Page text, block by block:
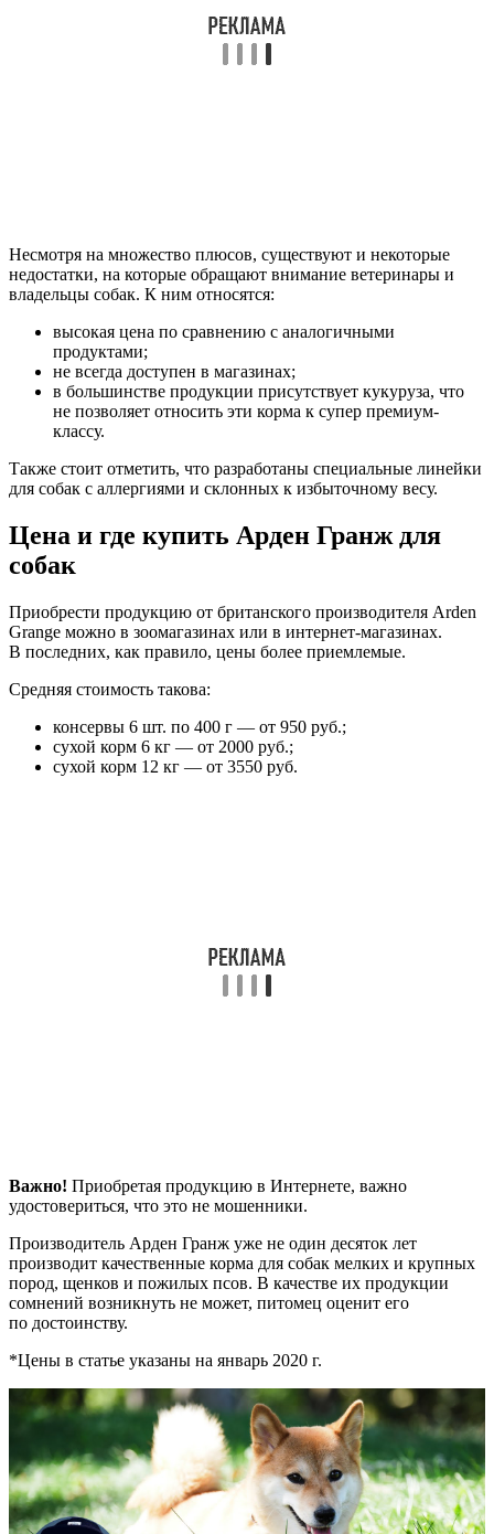
Несмотря на множество плюсов, существуют и некоторые
недостатки, на которые обращают внимание ветеринары и
владельцы собак. К ним относятся:
высокая цена по сравнению с аналогичными
продуктами;
не всегда доступен в магазинах;
в большинстве продукции присутствует кукуруза, что
не позволяет относить эти корма к супер премиум-
классу.
Также стоит отметить, что разработаны специальные линейки
для собак с аллергиями и склонных к избыточному весу.
Цена и где купить Арден Гранж для
собак
Приобрести продукцию от британского производителя Arden
Grange можно в зоомагазинах или в интернет-магазинах.
В последних, как правило, цены более приемлемые.
Средняя стоимость такова:
консервы 6 шт. по 400 г — от 950 руб.;
сухой корм 6 кг — от 2000 руб.;
сухой корм 12 кг — от 3550 руб.
Важно! Приобретая продукцию в Интернете, важно
удостовериться, что это не мошенники.
Производитель Арден Гранж уже не один десяток лет
производит качественные корма для собак мелких и крупных
пород, щенков и пожилых псов. В качестве их продукции
сомнений возникнуть не может, питомец оценит его
по достоинству.
*Цены в статье указаны на январь 2020 г.